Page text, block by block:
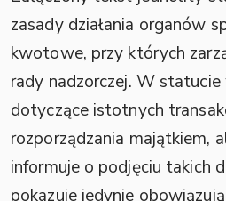
zasady działania organów
kwotowe, przy których
rady nadzorczej. W
dotyczące istotnych
rozporządzania majątkiem,
informuje o podjęciu takich
pokazuje jedynie